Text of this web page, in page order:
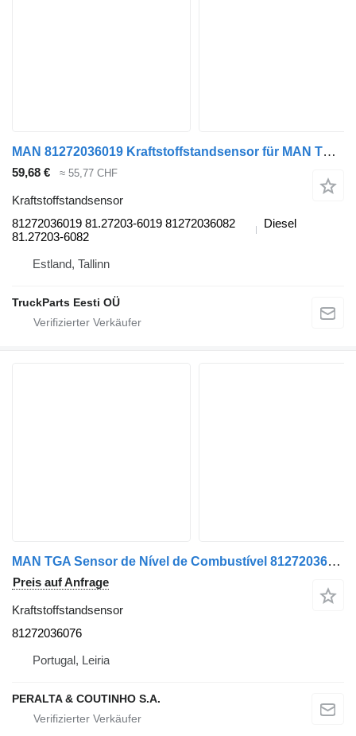
MAN 81272036019 Kraftstoffstandsensor für MAN TGL, TGM, TGS, TGX (2005-2021) Sattelzugmaschine
59,68 € ≈ 55,77 CHF
Kraftstoffstandsensor
81272036019 81.27203-6019 81272036082
81.27203-6082
Diesel
Estland, Tallinn
TruckParts Eesti OÜ
MAN TGA Sensor de Nível de Combustível 81272036076 Kraftstoffstandsensor für MAN TGA / TGX / TGM / TGS Sattelzugmaschine
Preis auf Anfrage
Kraftstoffstandsensor
81272036076
Portugal, Leiria
PERALTA & COUTINHO S.A.